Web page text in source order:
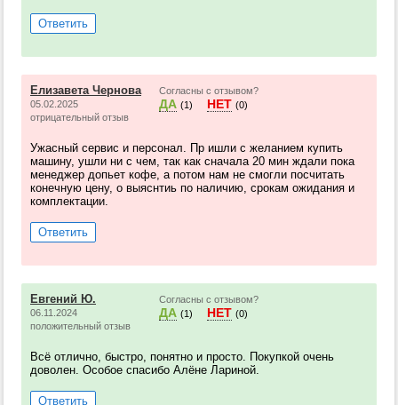
Ответить
Елизавета Чернова
05.02.2025
отрицательный отзыв
Согласны с отзывом?
ДА (1) НЕТ (0)
Ужасный сервис и персонал. Пр ишли с желанием купить
машину, ушли ни с чем, так как сначала 20 мин ждали пока
менеджер допьет кофе, а потом нам не смогли посчитать
конечную цену, о выяснтиь по наличию, срокам ожидания и
комплектации.
Ответить
Евгений Ю.
06.11.2024
положительный отзыв
Согласны с отзывом?
ДА (1) НЕТ (0)
Всё отлично, быстро, понятно и просто. Покупкой очень
доволен. Особое спасибо Алёне Лариной.
Ответить